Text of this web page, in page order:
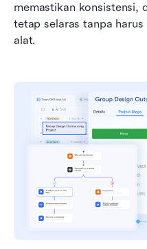
memastikan konsistensi,
tetap selaras tanpa
alat.